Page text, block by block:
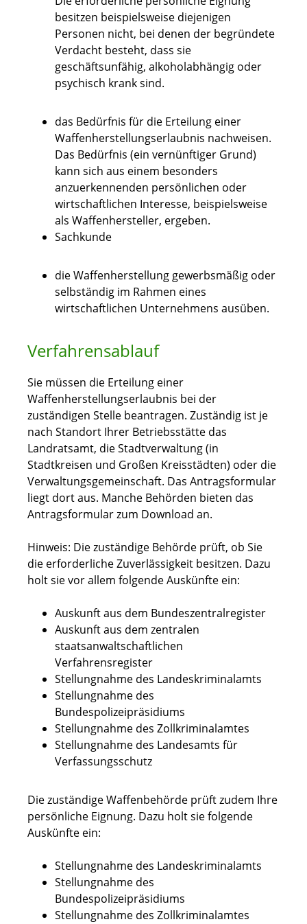
besitzen beispielsweise diejenigen
Personen nicht, bei denen der begründete
Verdacht besteht, dass sie
geschäftsunfähig, alkoholabhängig oder
psychisch krank sind.
das Bedürfnis für die Erteilung einer
Waffenherstellungserlaubnis nachweisen.
Das Bedürfnis (ein vernünftiger Grund)
kann sich aus einem besonders
anzuerkennenden persönlichen oder
wirtschaftlichen Interesse, beispielsweise
als Waffenhersteller, ergeben.
Sachkunde
die Waffenherstellung gewerbsmäßig oder
selbständig im Rahmen eines
wirtschaftlichen Unternehmens ausüben.
Verfahrensablauf
Sie müssen die Erteilung einer
Waffenherstellungserlaubnis bei der
zuständigen Stelle beantragen. Zuständig ist je
nach Standort Ihrer Betriebsstätte das
Landratsamt, die Stadtverwaltung (in
Stadtkreisen und Großen Kreisstädten) oder die
Verwaltungsgemeinschaft. Das Antragsformular
liegt dort aus. Manche Behörden bieten das
Antragsformular zum Download an.
Hinweis: Die zuständige Behörde prüft, ob Sie
die erforderliche Zuverlässigkeit besitzen. Dazu
holt sie vor allem folgende Auskünfte ein:
Auskunft aus dem Bundeszentralregister
Auskunft aus dem zentralen
staatsanwaltschaftlichen
Verfahrensregister
Stellungnahme des Landeskriminalamts
Stellungnahme des
Bundespolizeipräsidiums
Stellungnahme des Zollkriminalamtes
Stellungnahme des Landesamts für
Verfassungsschutz
Diezuständige Waffenbehörde prüft zudem Ihre
persönliche Eignung. Dazu holt sie folgende
Auskünfte ein:
Stellungnahme des Landeskriminalamts
Stellungnahme des
Bundespolizeipräsidiums
Stellungnahme des Zollkriminalamtes